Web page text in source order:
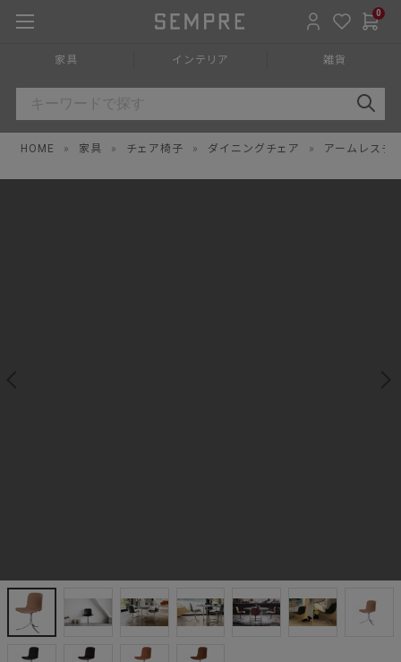
0
家具 インテリア 雑貨
HOME » 家具 » チェア椅子 » ダイニングチェア » アームレスチ